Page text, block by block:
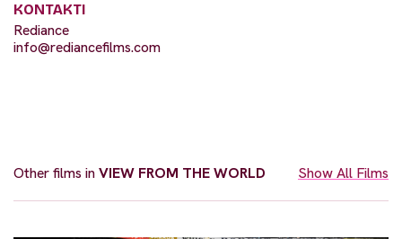
KONTAKTI
Rediance
info@rediancefilms.com
Other films inVIEW FROM THE WORLD Show All Films